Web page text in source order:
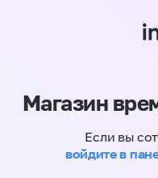
Магазин
Если вы
войдите в